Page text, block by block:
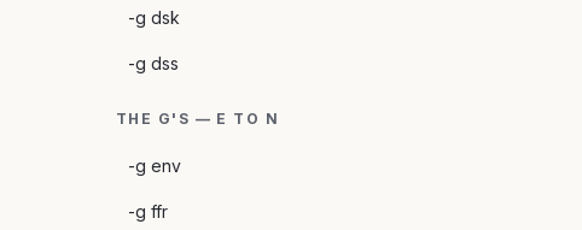
-g dsk
-g dss
THE G'S — E TO N
-g env
-g ffr